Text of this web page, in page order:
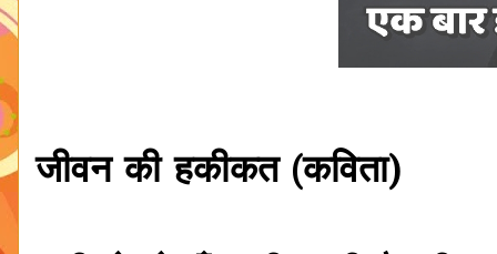
जीवन की हकीकत (कविता)